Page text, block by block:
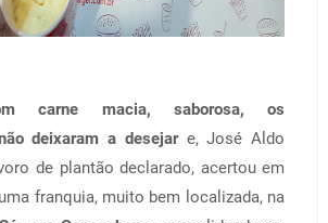
carne macia, saborosa, os
deixaram a desejar e, José Aldo
de plantão declarado, acertou em
franquia, muito bem localizada, na